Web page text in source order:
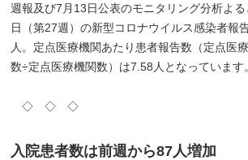
週報及び7月13日公表のモニタリング分析よ
日（第27週）の新型コロナウイルス感染者報
人。定点医療機関あたり患者報告数（定点医
数÷定点医療機関数）は7.58人となっています
◇ ◇ ◇
入院患者数は前週から87人増加